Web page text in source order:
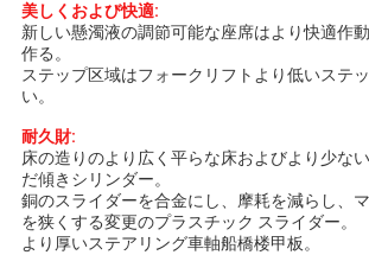
美しくおよび快適:
新しい懸濁液の調節可能な座席はより快適作
作る。
ステップ区域はフォークリフトより低いステ
い。
耐久財:
床の造りのより広く平らな床およびより少な
だ傾きシリンダー。
銅のスライダーを合金にし、摩耗を減らし、
を狭くする変更のプラスチック スライダー。
より厚いステアリング車軸船橋楼甲板。